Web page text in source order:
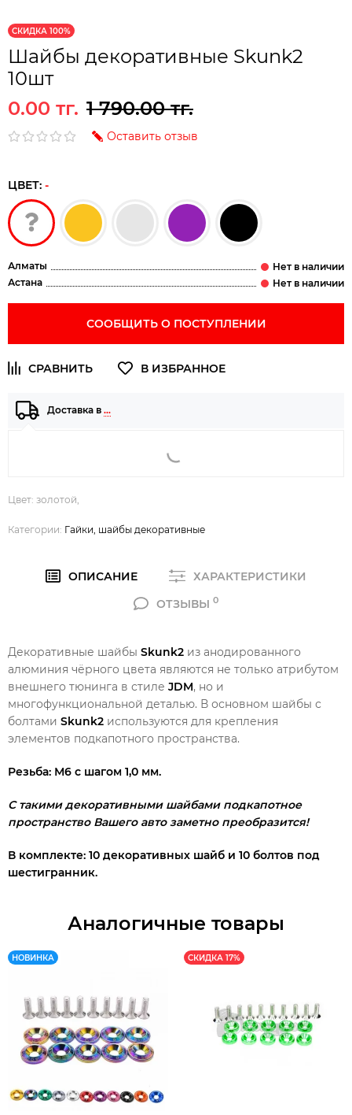
СКИДКА 100%
Шайбы декоративные Skunk2
10шт
0.00 тг. 1 790.00 тг.
Оставить отзыв
ЦВЕТ: -
Алматы
Астана
СООБЩИТЬ О ПОСТУПЛЕНИИ
Доставка в …
Цвет: золотой,
Категории: Гайки, шайбы декоративные
ОПИСАНИЕ
ХАРАКТЕРИСТИКИ
ОТЗЫВЫ 0
Декоративные шайбы Skunk2 из анодированного
алюминия чёрного цвета являются не только атрибутом
внешнего тюнинга в стиле JDM, но и
многофункциональной деталью. В основном шайбы с
болтами Skunk2 используются для крепления
элементов подкапотного пространства.
Резьба: М6 с шагом 1,0 мм.
С такими декоративными шайбами подкапотное
пространство Вашего авто заметно преобразится!
В комплекте: 10 декоративных шайб и 10 болтов под
шестигранник.
Аналогичные товары
НОВИНКА СКИДКА 17%